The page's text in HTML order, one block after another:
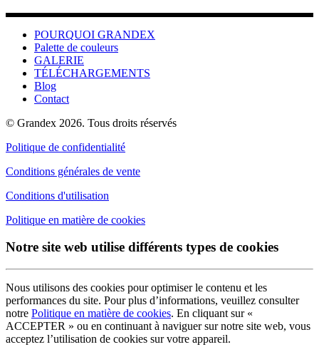
POURQUOI GRANDEX
Palette de couleurs
GALERIE
TÉLÉCHARGEMENTS
Blog
Contact
© Grandex 2026. Tous droits réservés
Politique de confidentialité
Conditions générales de vente
Conditions d'utilisation
Politique en matière de cookies
Notre site web utilise différents types de cookies
Nous utilisons des cookies pour optimiser le contenu et les
performances du site. Pour plus d’informations, veuillez consulter
notre Politique en matière de cookies. En cliquant sur «
ACCEPTER » ou en continuant à naviguer sur notre site web, vous
acceptez l’utilisation de cookies sur votre appareil.